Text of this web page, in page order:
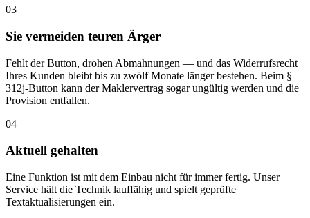
03
Sie vermeiden teuren Ärger
Fehlt der Button, drohen Abmahnungen — und das Widerrufsrecht
Ihres Kunden bleibt bis zu zwölf Monate länger bestehen. Beim §
312j-Button kann der Maklervertrag sogar ungültig werden und die
Provision entfallen.
04
Aktuell gehalten
Eine Funktion ist mit dem Einbau nicht für immer fertig. Unser
Service hält die Technik lauffähig und spielt geprüfte
Textaktualisierungen ein.